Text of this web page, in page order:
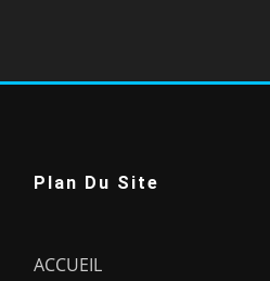
Plan Du Site
ACCUEIL